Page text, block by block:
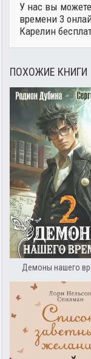
У нас вы
времени 3
Карелин
ПОХОЖИЕ КНИГИ
Демоны нашего